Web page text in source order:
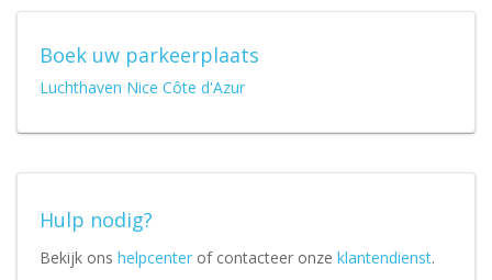
Boek uw parkeerplaats
Luchthaven Nice Côte d'Azur
Hulp nodig?
Bekijk ons helpcenter of contacteer onze klantendienst.